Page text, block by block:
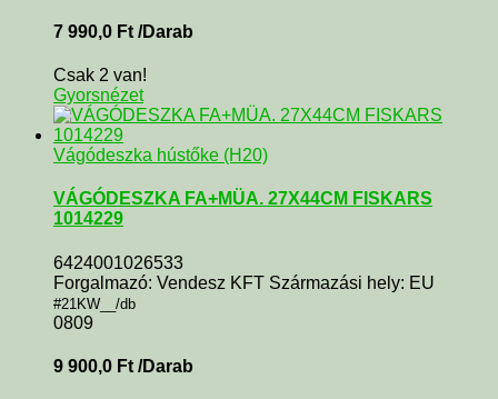
7 990,0 Ft /Darab
Csak 2 van!
Gyorsnézet
Vágódeszka hústőke (H20)
VÁGÓDESZKA FA+MÜA. 27X44CM FISKARS
1014229
6424001026533
Forgalmazó: Vendesz KFT Származási hely: EU
#21KW__/db
0809
9 900,0 Ft /Darab